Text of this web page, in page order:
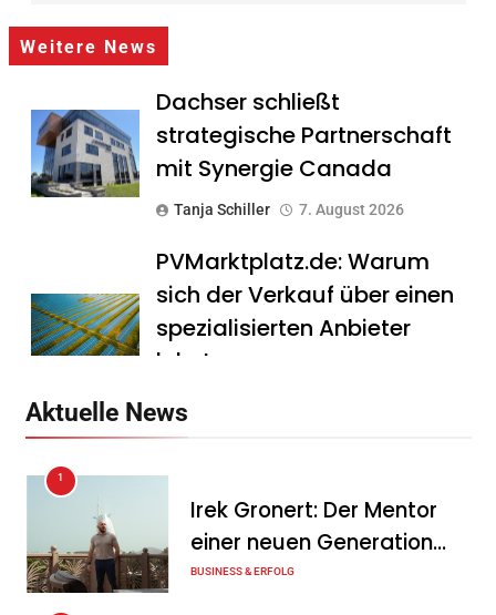
Weitere News
Dachser schließt
strategische Partnerschaft
mit Synergie Canada
Tanja Schiller 7. August 2026
PVMarktplatz.de: Warum
sich der Verkauf über einen
spezialisierten Anbieter
lohnt
Mitarbeitergespräch pro
Jahr nichts verändert – und
was stattdessen
Aktuelle News
1
Irek Gronert: Der Mentor
einer neuen Generation
von Unternehmern
BUSINESS & ERFOLG